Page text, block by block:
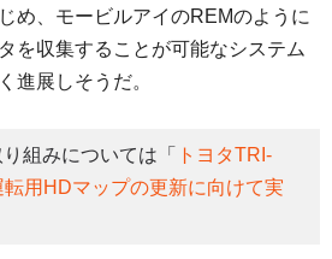
め、モービルアイのREMのように
を収集することが可能なシステム
進展しそうだ。
組みについては「
トヨタTRI-
用HDマップの更新に向けて実